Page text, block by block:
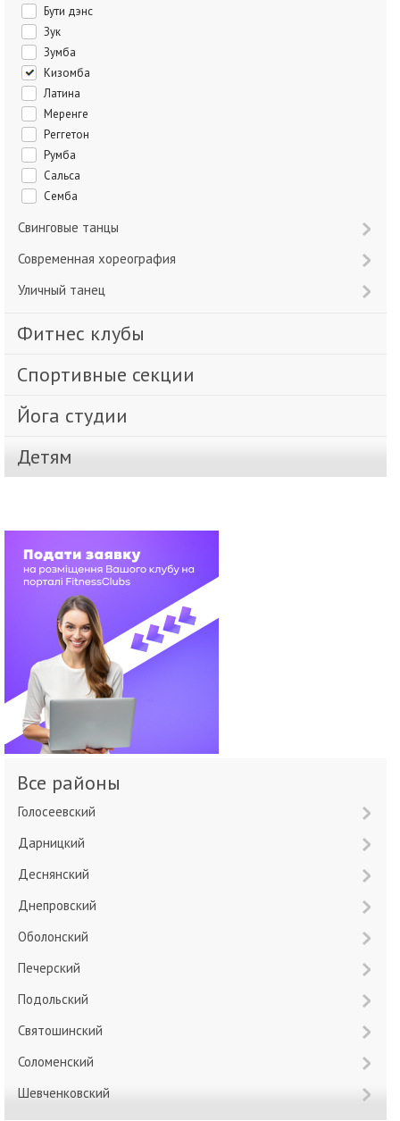
Бути дэнс
Зук
Зумба
Кизомба
Латина
Меренге
Реггетон
Румба
Сальса
Семба
Свинговые танцы
Современная хореография
Уличный танец
Фитнес клубы
Спортивные секции
Йога студии
Детям
Все районы
Голосеевский
Дарницкий
Деснянский
Днепровский
Оболонский
Печерский
Подольский
Святошинский
Соломенский
Шевченковский